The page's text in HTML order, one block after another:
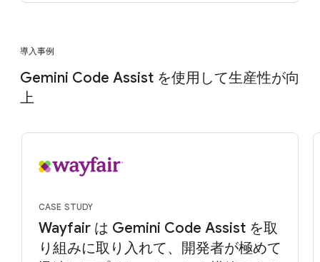
導入事例
Gemini Code Assist を使用して生産性が向
上
CASE STUDY
Wayfair は Gemini Code Assist を取
り組みに取り入れて、開発者が極めて